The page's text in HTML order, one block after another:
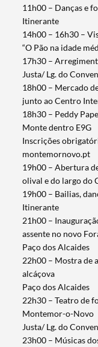
11h00 – Danças e
Itinerante
14h00 – 16h30 –
“O Pão na idade
17h30 –
Justa/ Lg. do
18h00 – Mercado
junto ao Centro
18h30 – Peddy
Monte dentro E9G
Inscrições
montemornovo.pt
19h00 – Abertura
olival e do largo do
19h00 – Bailias,
Itinerante
21h00 –
assente no novo
Paço dos Alcaides
22h00 – Mostra de
alcáçova
Paço dos Alcaides
22h30 – Teatro de
Montemor-o-Novo
Justa/ Lg. do
23h00 – Músicas